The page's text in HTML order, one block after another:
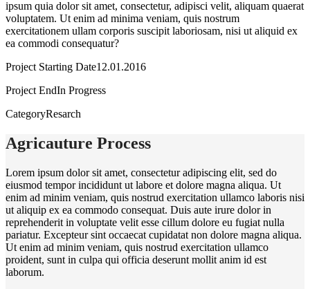
ipsum quia dolor sit amet, consectetur, adipisci velit, aliquam quaerat
voluptatem. Ut enim ad minima veniam, quis nostrum
exercitationem ullam corporis suscipit laboriosam, nisi ut aliquid ex
ea commodi consequatur?
Project Starting Date12.01.2016
Project EndIn Progress
CategoryResarch
Agricauture Process
Lorem ipsum dolor sit amet, consectetur adipiscing elit, sed do
eiusmod tempor incididunt ut labore et dolore magna aliqua. Ut
enim ad minim veniam, quis nostrud exercitation ullamco laboris nisi
ut aliquip ex ea commodo consequat. Duis aute irure dolor in
reprehenderit in voluptate velit esse cillum dolore eu fugiat nulla
pariatur. Excepteur sint occaecat cupidatat non dolore magna aliqua.
Ut enim ad minim veniam, quis nostrud exercitation ullamco
proident, sunt in culpa qui officia deserunt mollit anim id est
laborum.